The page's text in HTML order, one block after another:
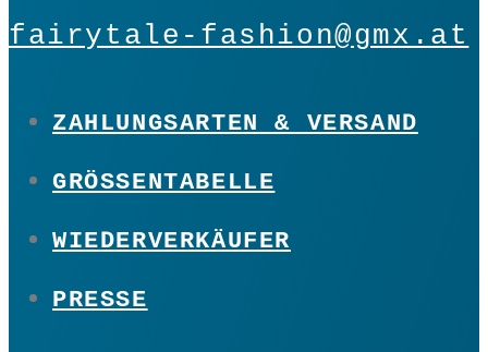
fairytale-fashion@gmx.at
ZAHLUNGSARTEN & VERSAND
GRÖSSENTABELLE
WIEDERVERKÄUFER
PRESSE